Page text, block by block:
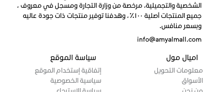
الشخصية والتجميلية، مرخصة من وزارة التجارة ومسجل في معروف ،
جميع المنتجات أصلية ١٠٠٪، وهدفنا توفير منتجات ذات جودة عاليه
وبسعر منافس.
info@amyalmall.com
اميال مول
معلومات التحويل
الأسواق
من نحن
سياسة الموقع
إتفاقية إستخدام الموقع
سياسية الخصوصية
سياسة الاسترجاع